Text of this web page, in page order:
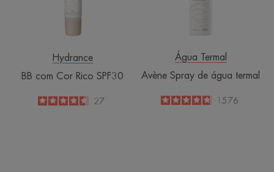
Hydrance
BB com Cor Rico SPF30
4.6
/
5
27
Água Termal
Avène Spray de água termal
4.8
/51576